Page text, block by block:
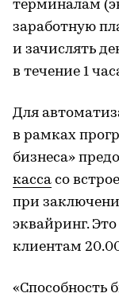
терминалам
заработную
и зачислять
в течение 1
Для
в рамках
бизнеса»
касса со
при
эквайринг.
клиентам
«Способность